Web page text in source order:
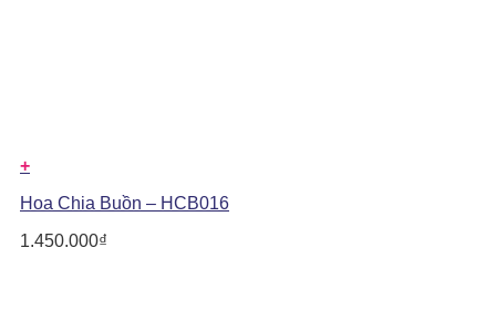
+
Hoa Chia Buồn – HCB016
1.450.000₫